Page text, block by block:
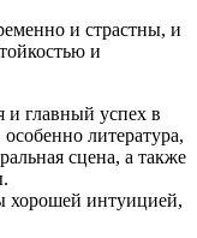
и страстны, и
и
и главный успех в
литература,
сцена, а также
хорошей интуицией,